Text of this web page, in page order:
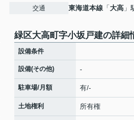
交通 東海道本線 「大高 」
緑区大高町字小坂戸建の詳細
設備条件
設備(その他) -
駐車場/月額 有/-
土地権利 所有権